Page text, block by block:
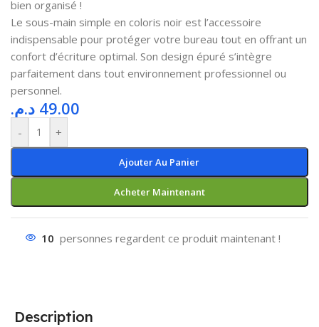
bien organisé !
Le sous-main simple en coloris noir est l’accessoire
indispensable pour protéger votre bureau tout en offrant un
confort d’écriture optimal. Son design épuré s’intègre
parfaitement dans tout environnement professionnel ou
personnel.
49.00 د.م.
- +
Ajouter Au Panier
Acheter Maintenant
10 personnes regardent ce produit maintenant !
Description